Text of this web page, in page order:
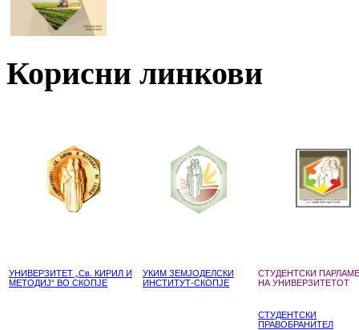
Корисни линкови
УНИВЕРЗИТЕТ „Св. КИРИЛ И
МЕТОДИЈ“ ВО СКОПЈЕ
УКИМ ЗЕМЈОДЕЛСКИ
ИНСТИТУТ-СКОПЈЕ
СТУДЕНТСКИ
НА УНИВЕРЗИТЕТОТ
СТУДЕНТСКИ
ПРАВОБРАНИТЕЛ